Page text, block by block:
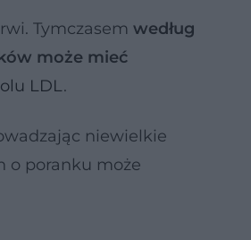
Tymczasem według
może mieć
LDL.
niewielkie
o poranku może